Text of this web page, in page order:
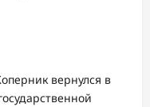
вернулся в